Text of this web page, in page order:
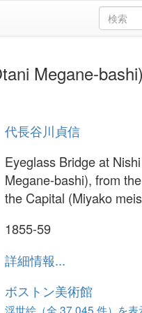
Megane-
代長谷川貞信
Eyeglass Bridge at
Megane-bashi), from
the Capital (Miyako
1855-59
詳細情報...
ボストン美術館
浮世絵（全 37,045 件）を表